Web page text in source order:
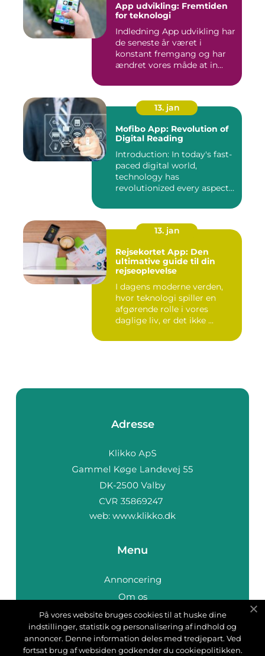
App udvikling: Fremtiden
for teknologi
Indledning App udvikling har
de seneste år været i
konstant fremgang og har
ændret vores måde at in...
13. jan
Mofibo App: Revolution of
Digital Reading
Introduction: In today's fast-
paced digital world,
technology has
revolutionized every aspect
13. jan
Rejsekortet App: Den
ultimative guide til din
rejseoplevelse
I dagens moderne verden,
hvor teknologi spiller en
afgørende rolle i vores
daglige liv, er det ikke ...
Adresse
web: www.klikko.dk
Menu
Annoncering
Om os
Cookies
Kontakt os
Sitemap
På vores website bruges cookies til at huske dine
indstillinger, statistik og personalisering af indhold og
annoncer. Denne information deles med tredjepart. Ved
fortsat brug af websiden godkender du cookiepolitikken.